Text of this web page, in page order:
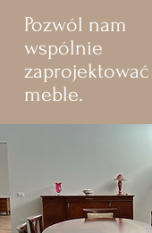
Pozwól nam
wspólnie
meble.